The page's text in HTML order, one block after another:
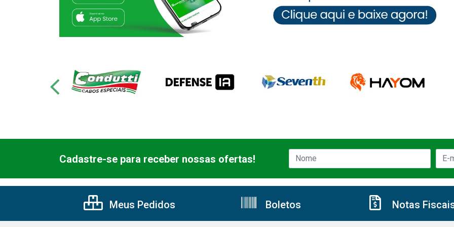
Cadastre-se para receber nossas ofertas!
Meus Pedidos Boletos Notas